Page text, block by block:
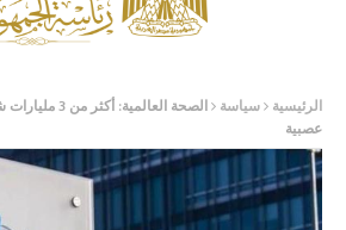
الرئيسية سياسة
الصحة العالمية:
عصبية